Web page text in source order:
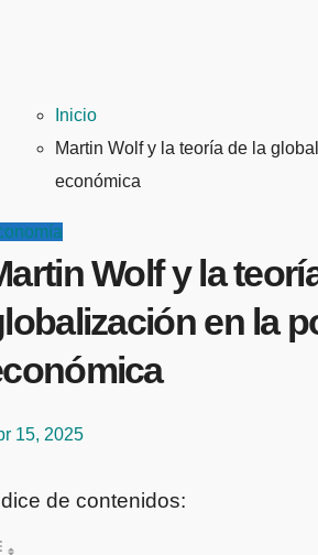
Inicio
Martin Wolf y la teoría de la
económica
Wolf y la
en la
15, 2025
de contenidos: